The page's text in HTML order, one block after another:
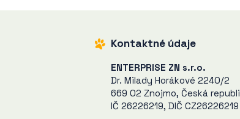
Kontaktné údaje
ENTERPRISE ZN s.r.o.
Dr. Milady Horákové 2240/2
669 02 Znojmo, Česká
IČ 26226219, DIČ CZ26226219